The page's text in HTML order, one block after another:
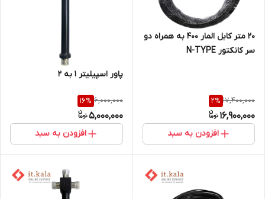
20 متر کابل المار 400 به همراه دو
سر کانکتور N-TYPE
17,400,000
2%
16,900,000
افزودن به سبد
پاور اسپیلیتر 1 به 2
6,000,000
16%
5,000,000
افزودن به سبد